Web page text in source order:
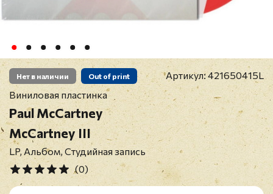
Нет в наличии Out of print Артикул:421650415L
Виниловая пластинка
Paul McCartney
McCartney III
LP, Альбом, Студийная запись
(0)